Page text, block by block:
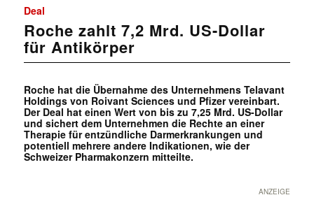
Deal
Roche zahlt 7,2 Mrd. US-Dollar
für Antikörper
Roche hat die Übernahme des Unternehmens Telavant
Holdings von Roivant Sciences und Pfizer vereinbart.
Der Deal hat einen Wert von bis zu 7,25 Mrd. US-Dollar
und sichert dem Unternehmen die Rechte an einer
Therapie für entzündliche Darmerkrankungen und
potentiell mehrere andere Indikationen, wie der
Schweizer Pharmakonzern mitteilte.
ANZEIGE